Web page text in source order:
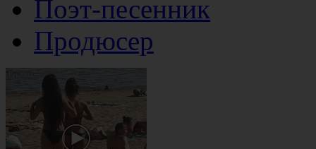
Поэт-песенник
Продюсер